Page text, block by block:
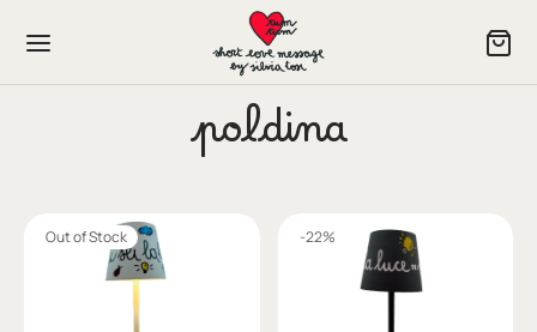
poldina
Out of Stock -22%
NOW